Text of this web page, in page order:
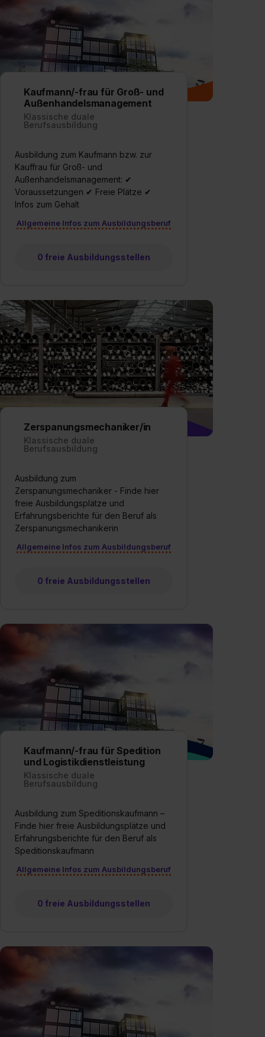
zeigen“. Weitere Informationen:
Impressum.
Kaufmann/-frau für Groß- und
Außenhandelsmanagement
Klassische duale
Berufsausbildung
Ausbildung zum Kaufmann bzw. zur
Kauffrau für Groß- und
Außenhandelsmanagement: ✔
Voraussetzungen ✔ Freie Plätze ✔
Infos zum Gehalt
Allgemeine Infos zum Ausbildungsberuf
0 freie Ausbildungsstellen
Zerspanungsmechaniker/in
Klassische duale
Berufsausbildung
Ausbildung zum
Zerspanungsmechaniker - Finde hier
freie Ausbildungsplätze und
Erfahrungsberichte für den Beruf als
Zerspanungsmechanikerin
Allgemeine Infos zum Ausbildungsberuf
0 freie Ausbildungsstellen
Kaufmann/-frau für Spedition
und Logistikdienstleistung
Klassische duale
Berufsausbildung
Ausbildung zum Speditionskaufmann –
Finde hier freie Ausbildungsplätze und
Erfahrungsberichte für den Beruf als
Speditionskaufmann
Allgemeine Infos zum Ausbildungsberuf
0 freie Ausbildungsstellen